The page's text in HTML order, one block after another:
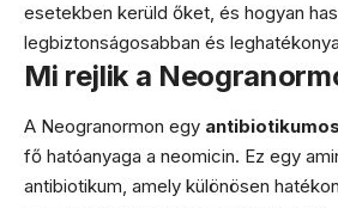
esetekben kerüld őket, és hogyan
legbiztonságosabban és
Mi rejlik a
A Neogranormon egy
fő hatóanyaga a neomicin. Ez egy
antibiotikum, amely különösen